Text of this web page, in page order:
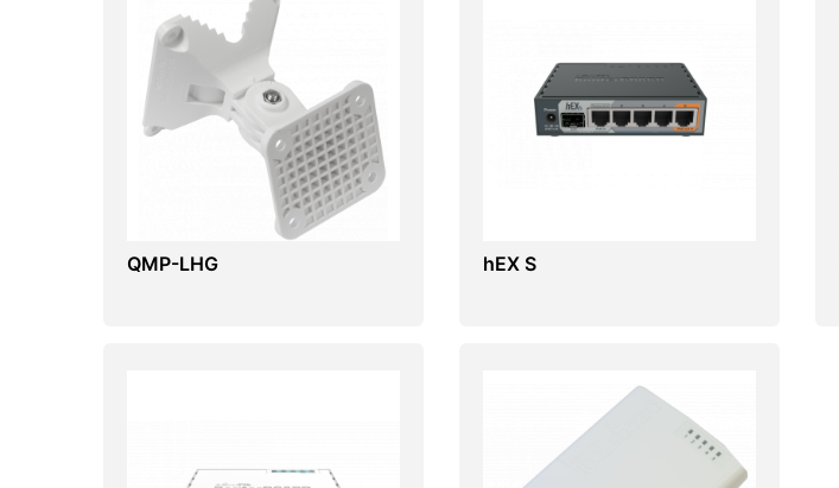
QMP-LHG hEX S